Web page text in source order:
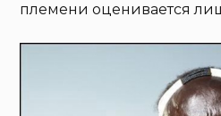
племени оценивается